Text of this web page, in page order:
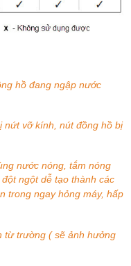
hồ đang ngập nước
nứt vỡ kính, nút đồng hồ bị
nước nóng, tắm nóng
ngột dễ tạo thành các
trong ngay hỏng máy, hấp
từ trường ( sẽ ảnh hưởng